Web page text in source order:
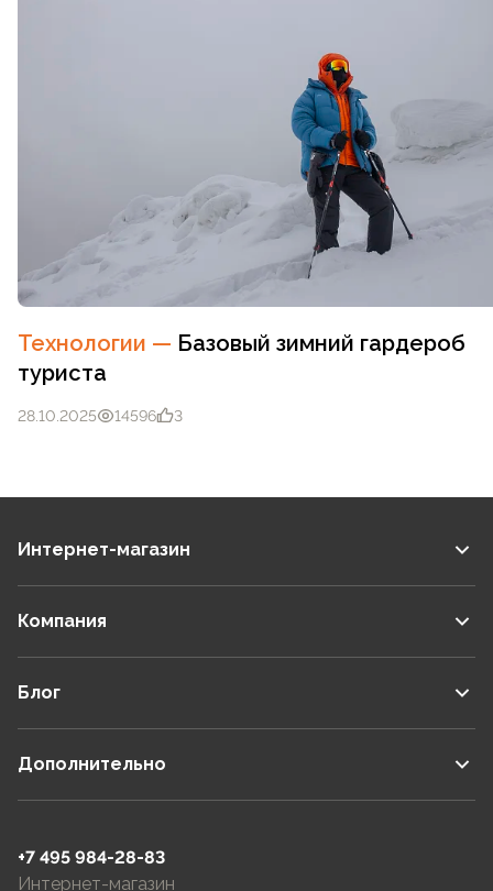
Технологии — Базовый зимний гардероб
туриста
28.10.2025 14596 3
Интернет-магазин
Компания
Блог
Дополнительно
+7 495 984-28-83
Интернет-магазин